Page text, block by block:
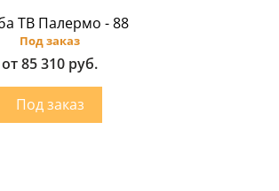
ТВ Палермо - 88
Под заказ
от 85 310 руб.